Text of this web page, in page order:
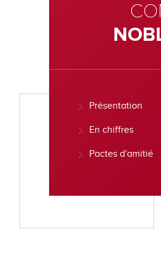
Présentation
En chiffres
Pactes d'amitié